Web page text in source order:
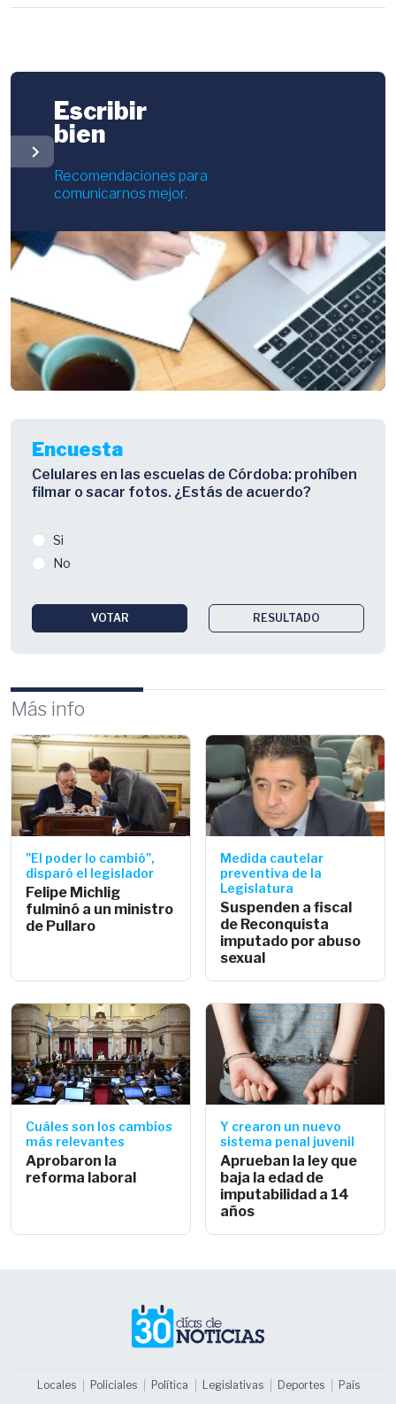
chevron_right
Escribir
bien
Recomendaciones para
comunicarnos mejor.
Encuesta
Celulares en las escuelas de Córdoba: prohíben
filmar o sacar fotos. ¿Estás de acuerdo?
Si
No
VOTAR RESULTADO
Más info
"El poder lo cambió",
disparó el legislador
Felipe Michlig
fulminó a un ministro
de Pullaro
Medida cautelar
preventiva de la
Legislatura
Suspenden a fiscal
de Reconquista
imputado por abuso
sexual
Cuáles son los cambios
más relevantes
Aprobaron la
reforma laboral
Y crearon un nuevo
sistema penal juvenil
Aprueban la ley que
baja la edad de
imputabilidad a 14
años
Locales Policiales Política Legislativas Deportes País